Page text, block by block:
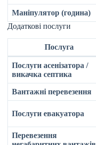
Маніпулятор (година)
Додаткові послуги
Послуга
Послуги асенізатора /
викачка септика
Вантажні перевезення
Послуги евакуатора
Перевезення